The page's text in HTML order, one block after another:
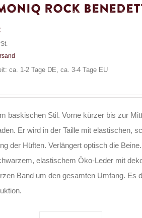
Rock
ca. 1-2 Tage DE, ca. 3-4 Tage EU
baskischen Stil. Vorne kürzer bis zur
Er wird in der Taille mit elastischen,
der Hüften. Verlängert optisch die Beine.
elastischem Öko-Leder mit
Band um den gesamten Umfang. Es